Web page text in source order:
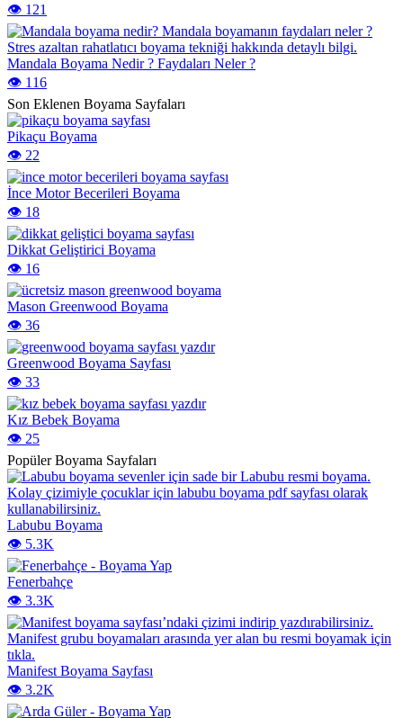
👁️ 121
Mandala Boyama Nedir ? Faydaları Neler ?
👁️ 116
Son Eklenen Boyama Sayfaları
Pikaçu Boyama
👁️ 22
İnce Motor Becerileri Boyama
👁️ 18
Dikkat Geliştirici Boyama
👁️ 16
Mason Greenwood Boyama
👁️ 36
Greenwood Boyama Sayfası
👁️ 33
Kız Bebek Boyama
👁️ 25
Popüler Boyama Sayfaları
Labubu Boyama
👁️ 5.3K
Fenerbahçe
👁️ 3.3K
Manifest Boyama Sayfası
👁️ 3.2K